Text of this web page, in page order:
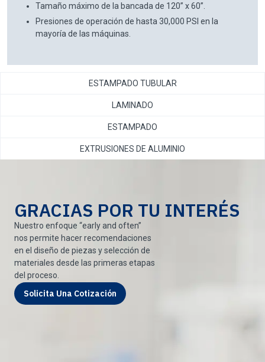
ESTAMPADO TUBULAR
LAMINADO
ESTAMPADO
EXTRUSIONES DE ALUMINIO
Tamaño máximo de la bancada de 120” x 60”.
Presiones de operación de hasta 30,000 PSI en la
mayoría de las máquinas.
GRACIAS POR TU INTERÉS
Nuestro enfoque “early and often”
nos permite hacer recomendaciones
en el diseño de piezas y selección de
materiales desde las primeras etapas
del proceso.
Solicita Una Cotización